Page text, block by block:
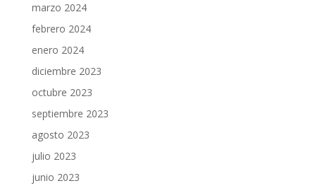
marzo 2024
febrero 2024
enero 2024
diciembre 2023
octubre 2023
septiembre 2023
agosto 2023
julio 2023
junio 2023